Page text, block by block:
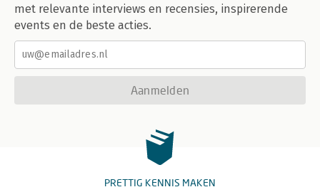
met relevante interviews en recensies, inspirerende
events en de beste acties.
Aanmelden
PRETTIG KENNIS MAKEN